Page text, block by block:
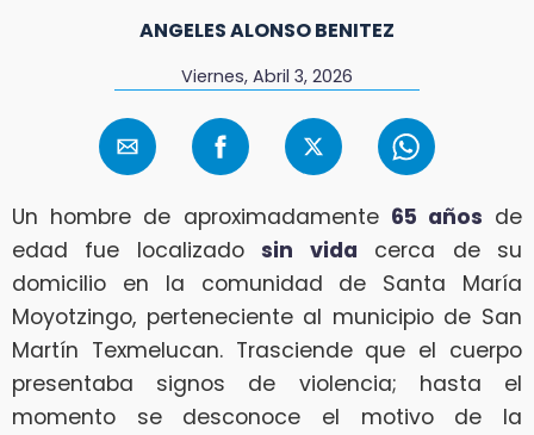
ANGELES ALONSO BENITEZ
Viernes, Abril 3, 2026
Un hombre de aproximadamente 65 años de
edad fue localizadosin vida cerca de su
domicilio en la comunidad de Santa María
Moyotzingo, perteneciente al municipio de San
Martín Texmelucan. Trasciende que el cuerpo
presentaba signos de violencia; hasta el
momento se desconoce el motivo de la